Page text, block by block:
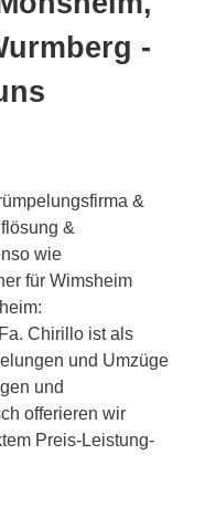
-
&
&
wie
für Wimsheim
Chirillo ist als
und Umzüge
und
offerieren wir
Preis-Leistung-